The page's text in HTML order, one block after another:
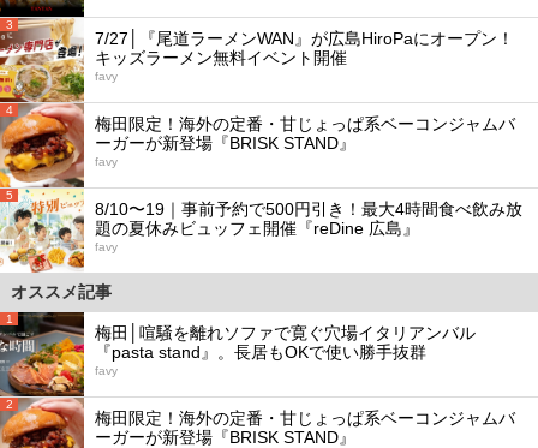
3
7/27│『尾道ラーメンWAN』が広島HiroPaにオープン！
キッズラーメン無料イベント開催
favy
4
梅田限定！海外の定番・甘じょっぱ系ベーコンジャムバ
ーガーが新登場『BRISK STAND』
favy
5
8/10〜19｜事前予約で500円引き！最大4時間食べ飲み放
題の夏休みビュッフェ開催『reDine 広島』
favy
オススメ記事
1
梅田│喧騒を離れソファで寛ぐ穴場イタリアンバル
『pasta stand』。長居もOKで使い勝手抜群
favy
2
梅田限定！海外の定番・甘じょっぱ系ベーコンジャムバ
ーガーが新登場『BRISK STAND』